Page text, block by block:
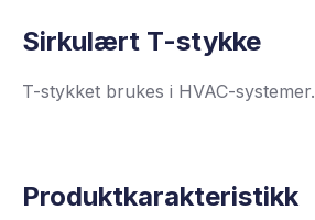
Sirkulært T-stykke
T-stykket brukes i HVAC-systemer.
Produktkarakteristikk